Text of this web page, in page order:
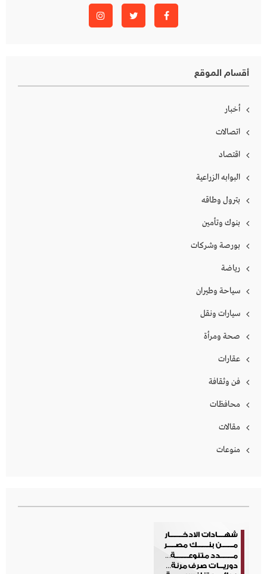
أقسام الموقع
أخبار
اتصالات
اقتصاد
البوابه الزراعية
بترول وطاقه
بنوك وتأمين
بورصة وشركات
رياضة
سياحة وطيران
سيارات ونقل
صحة ومرأة
عقارات
فن وثقافة
محافظات
مقالات
منوعات